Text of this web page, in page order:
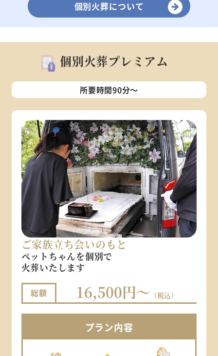
個別火葬について
個別火葬プレミアム
所要時間90分～
ご家族立ち会いのもと
ペットちゃんを個別で
火葬いたします
総額 16,500円～ （税込）
プラン内容